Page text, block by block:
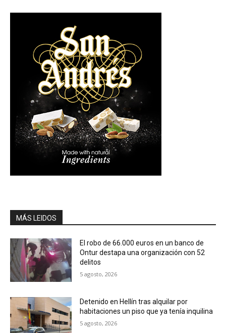
MÁS LEIDOS
El robo de 66.000 euros en un banco de
Ontur destapa una organización con 52
delitos
5 agosto, 2026
Detenido en Hellín tras alquilar por
habitaciones un piso que ya tenía inquilina
5 agosto, 2026